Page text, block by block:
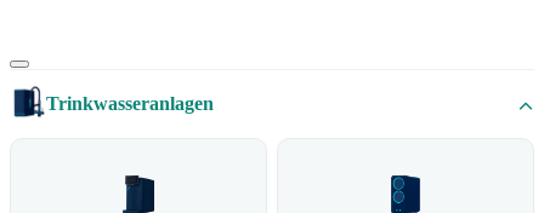
Trinkwasseranlagen